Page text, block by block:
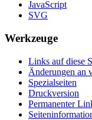
JavaScript
SVG
Werkzeuge
Links auf diese
Änderungen an
Spezialseiten
Druckversion
Permanenter